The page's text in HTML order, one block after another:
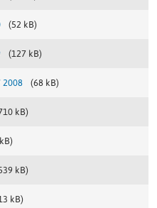
(52 kB)
(127 kB)
2008 (68 kB)
kB)
kB)
kB)